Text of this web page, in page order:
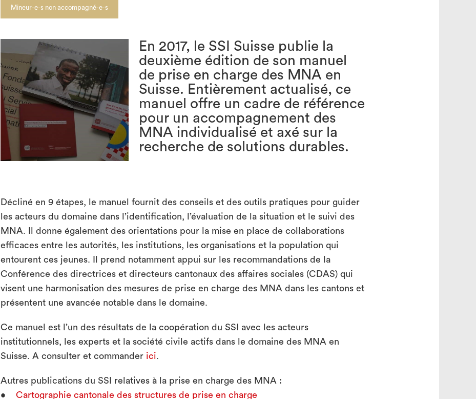
Mineur-e-s non accompagné-e-s
En 2017, le SSI Suisse publie la
deuxième édition de son manuel
de prise en charge des MNA en
Suisse. Entièrement actualisé, ce
manuel offre un cadre de référence
pour un accompagnement des
MNA individualisé et axé sur la
recherche de solutions durables.
Décliné en 9 étapes, le manuel fournit des conseils et des outils pratiques pour guider
les acteurs du domaine dans l’identification, l’évaluation de la situation et le suivi des
MNA. Il donne également des orientations pour la mise en place de collaborations
efficaces entre les autorités, les institutions, les organisations et la population qui
entourent ces jeunes. Il prend notamment appui sur les recommandations de la
Conférence des directrices et directeurs cantonaux des affaires sociales (CDAS) qui
visent une harmonisation des mesures de prise en charge des MNA dans les cantons et
présentent une avancée notable dans le domaine.
Ce manuel est l’un des résultats de la coopération du SSI avec les acteurs
institutionnels, les experts et la société civile actifs dans le domaine des MNA en
Suisse. A consulter et commander ici.
Autres publications du SSI relatives à la prise en charge des MNA :
•Cartographie cantonale des structures de prise en charge